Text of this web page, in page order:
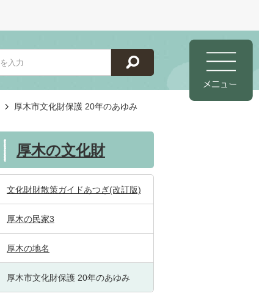
厚木市文化財保護 20年のあゆみ
厚木の文化財
文化財財散策ガイドあつぎ(改訂版)
厚木の民家3
厚木の地名
厚木市文化財保護 20年のあゆみ